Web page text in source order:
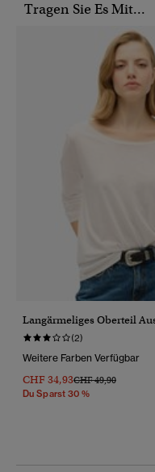
Tragen Sie Es Mit...
Langärmeliges Oberteil
(2)
Weitere Farben Verfügbar
CHF 34,93Preis Wurde
CHF 49,90Bis
Du Sparst 30 %